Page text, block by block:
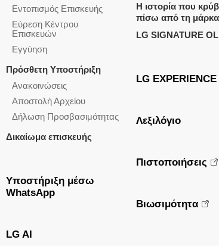
Εντοπισμός Επισκευής
Εύρεση Κέντρου
Επισκευών
Εγγύηση
Πρόσθετη Υποστήριξη
Ανακοινώσεις
Αποστολή Αρχείου
Δήλωση Προσβασιμότητας
Δικαίωμα επισκευής
Υποστήριξη μέσω
WhatsApp
LG AI
Η ιστορία που
πίσω από τη μάρκα
LG SIGNATURE
LG EXPERIENCE
Λεξιλόγιο
Πιστοποιήσεις
Βιωσιμότητα